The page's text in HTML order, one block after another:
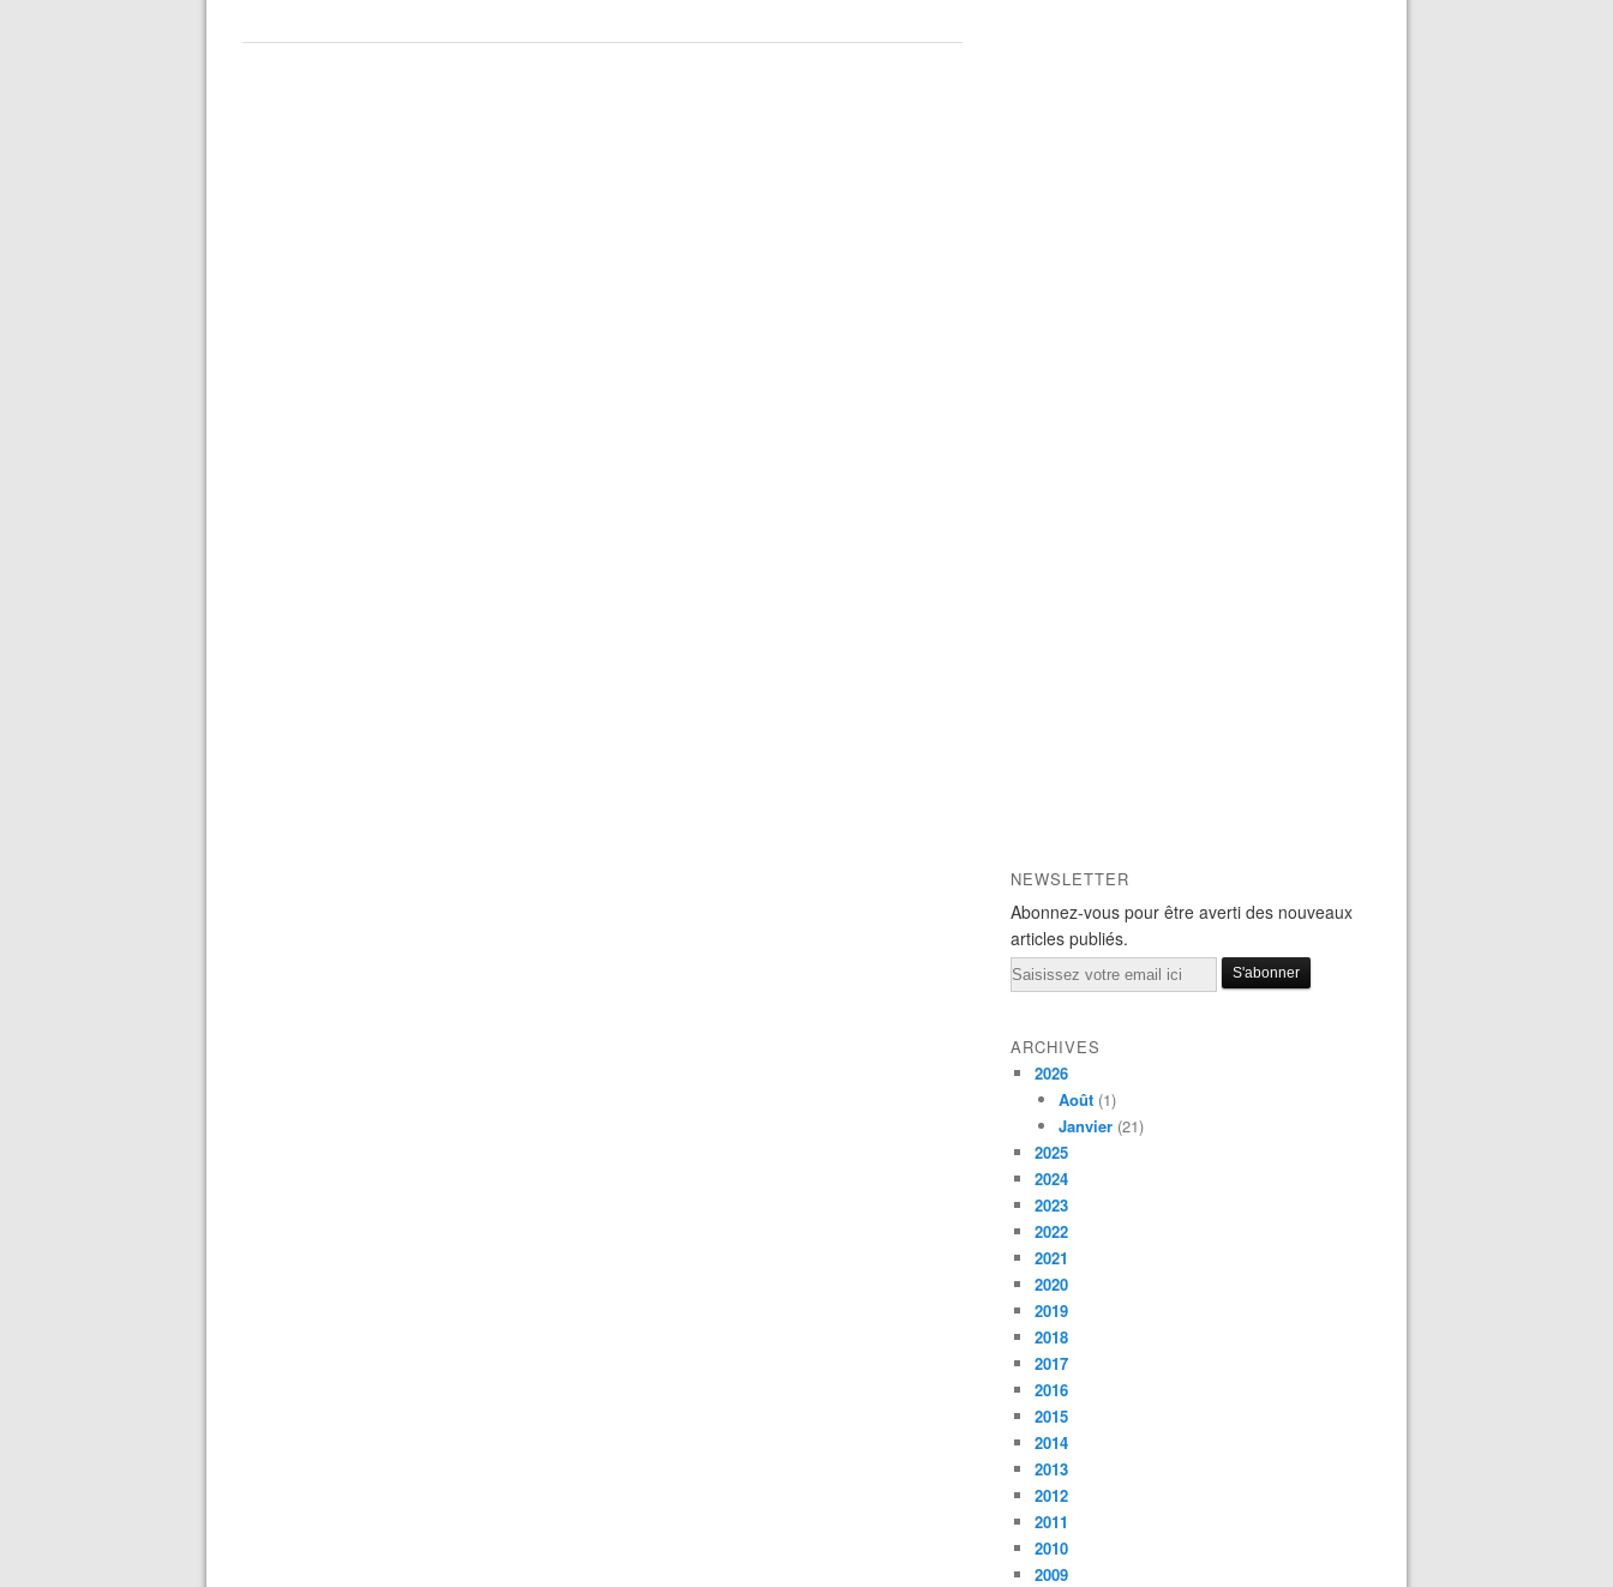
NEWSLETTER
Abonnez-vous pour être averti des nouveaux
articles publiés.
Email
ARCHIVES
2026
Août (1)
Janvier (21)
2025
2024
2023
2022
2021
2020
2019
2018
2017
2016
2015
2014
2013
2012
2011
2010
2009